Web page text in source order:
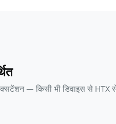
— किसी भी डिवाइस से HTX से